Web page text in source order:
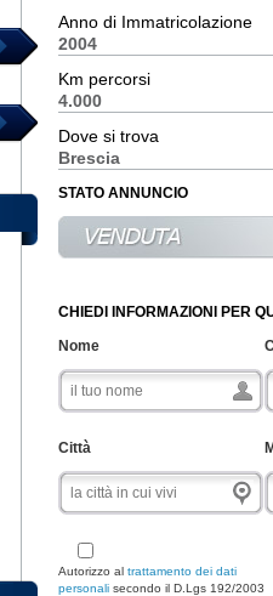
Anno di Immatricolazione
2004
Km percorsi
4.000
Dove si trova
Brescia
STATO ANNUNCIO
CHIEDI INFORMAZIONI PER
Nome
Città
Autorizzo al trattamento dei dati
personali secondo il D.Lgs 192/2003